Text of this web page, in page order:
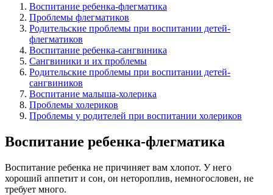
Воспитание ребенка-флегматика
Проблемы флегматиков
Родительские проблемы при воспитании детей-
флегматиков
Воспитание ребенка-сангвиника
Сангвиники и их проблемы
Родительские проблемы при воспитании детей-
сангвиников
Воспитание малыша-холерика
Проблемы холериков
Проблемы у родителей при воспитании холериков
Воспитание ребенка-флегматика
Воспитание ребенка не причиняет вам хлопот. У него
хороший аппетит и сон, он нетороплив, немногословен, не
требует много.